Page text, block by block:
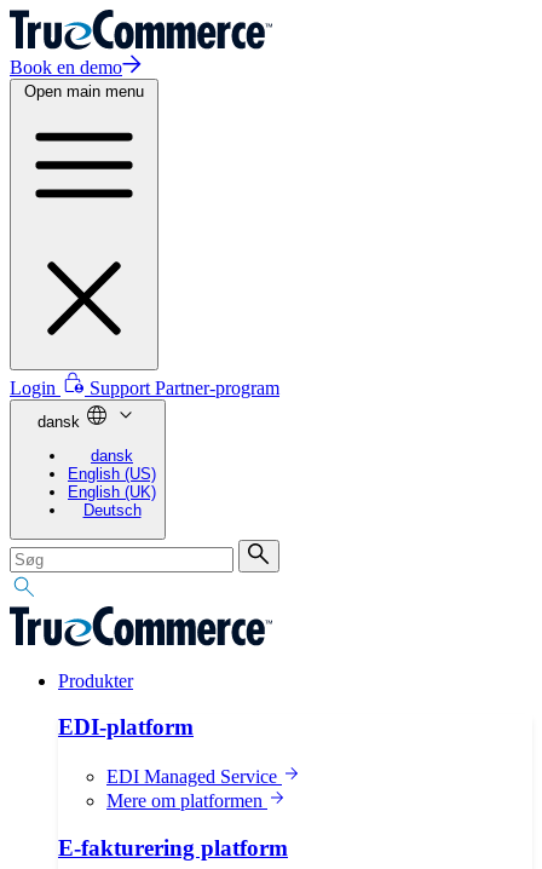
Book en demo
Open main menu
Login Support Partner-program
dansk
dansk
English (US)
English (UK)
Deutsch
Produkter
EDI-platform
EDI Managed Service
Mere om platformen
E-fakturering platform